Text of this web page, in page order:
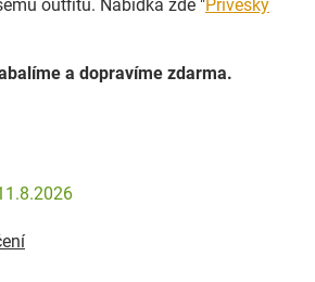
outfitu. Nabídka zde "Přívěsky
a dopravíme zdarma.